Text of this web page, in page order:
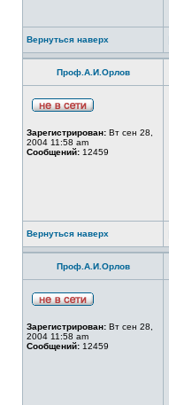
Вернуться наверх
Проф.А.И.Орлов
Зарегистрирован: Вт сен 28,
2004 11:58 am
Сообщений: 12459
Вернуться наверх
Проф.А.И.Орлов
Зарегистрирован: Вт сен 28,
2004 11:58 am
Сообщений: 12459